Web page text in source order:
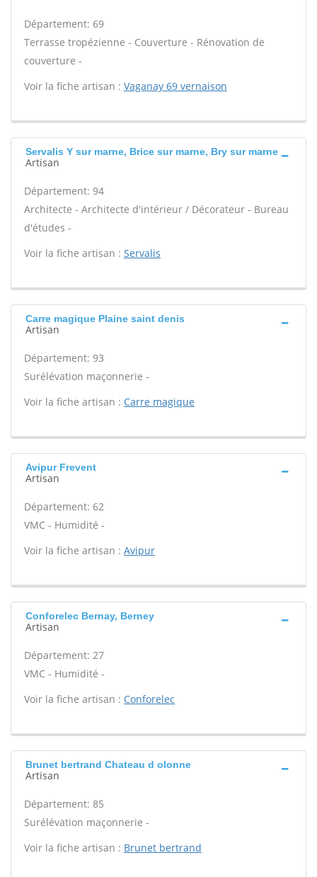
Département: 69
Terrasse tropézienne - Couverture - Rénovation de
couverture -
Voir la fiche artisan : Vaganay 69 vernaison
Servalis Y sur marne, Brice sur marne, Bry sur marne
Artisan
Département: 94
Architecte - Architecte d'intérieur / Décorateur - Bureau
d'études -
Voir la fiche artisan : Servalis
Carre magique Plaine saint denis
Artisan
Département: 93
Surélévation maçonnerie -
Voir la fiche artisan : Carre magique
Avipur Frevent
Artisan
Département: 62
VMC - Humidité -
Voir la fiche artisan : Avipur
Conforelec Bernay, Berney
Artisan
Département: 27
VMC - Humidité -
Voir la fiche artisan : Conforelec
Brunet bertrand Chateau d olonne
Artisan
Département: 85
Surélévation maçonnerie -
Voir la fiche artisan : Brunet bertrand